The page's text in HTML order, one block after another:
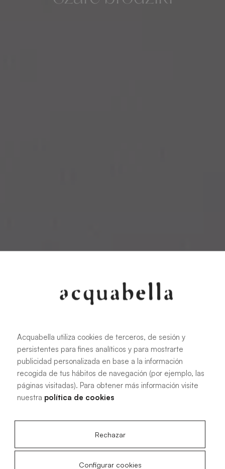
Acquabella utiliza cookies de terceros, de sesión y
persistentes para fines analíticos y para mostrarte
publicidad personalizada en base a la información
recogida de tus hábitos de navegación (por ejemplo, las
páginas visitadas). Para obtener más información visite
nuestra política de cookies
Rechazar
Configurar cookies